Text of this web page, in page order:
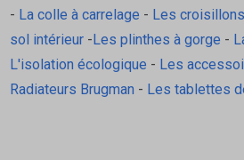
- La colle à carrelage - Les
sol intérieur- Les plinthes à gorge -
L'isolation écologique - Les
Radiateurs Brugman - Les tablettes